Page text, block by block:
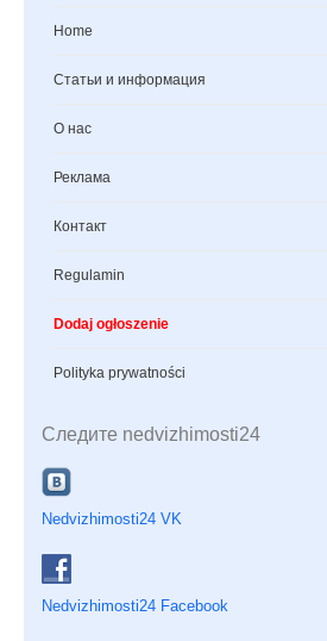
Home
Статьи и информация
О нас
Реклама
Контакт
Regulamin
Dodaj ogłoszenie
Polityka prywatności
Следите nedvizhimosti24
Nedvizhimosti24 VK
Nedvizhimosti24 Facebook